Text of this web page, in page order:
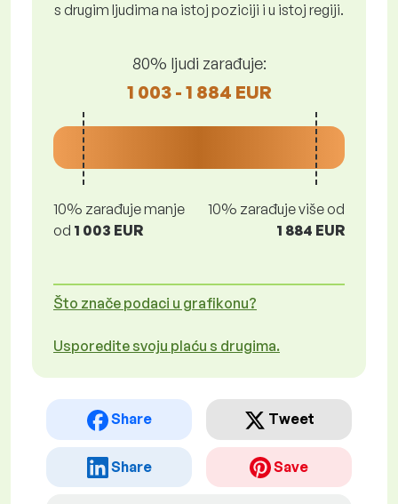
s drugim ljudima na istoj poziciji i u istoj regiji.
80% ljudi zarađuje:
1 003 - 1 884 EUR
10% zarađuje manje
od 1 003 EUR
10% zarađuje više od
1 884 EUR
Što znače podaci u grafikonu?
Usporedite svoju plaću s drugima.
Share Tweet
Share Save